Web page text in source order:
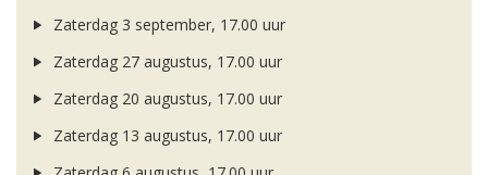
Zaterdag 3 september, 17.00 uur
Zaterdag 27 augustus, 17.00 uur
Zaterdag 20 augustus, 17.00 uur
Zaterdag 13 augustus, 17.00 uur